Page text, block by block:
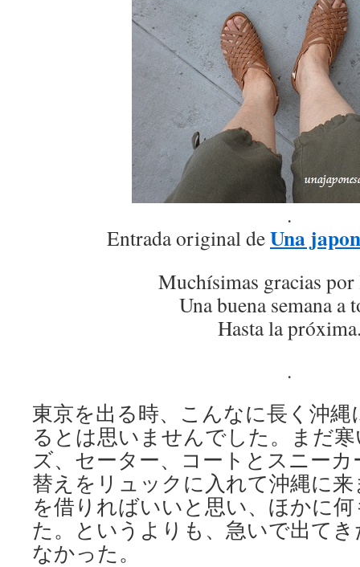
.
Entrada original deUna
Muchísimas gracias por
Una buena semana a
Hasta la
.
東京を出る時、こんなに長く沖
るとは思いませんでした。まだ
ズ、セーター、コートとスニー
替えをリュックに入れて沖縄に
を借りればいいと思い、ほかに
た。というよりも、急いで出て
なかった。